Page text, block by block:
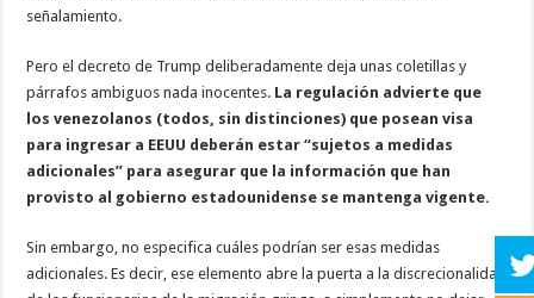
señalamiento.
Pero el decreto de Trump deliberadamente deja unas coletillas y
párrafos ambiguos nada inocentes. La regulación advierte que
los venezolanos (todos, sin distinciones) que posean visa
para ingresar a EEUU deberán estar “sujetos a medidas
adicionales” para asegurar que la información que han
provisto al gobierno estadounidense se mantenga vigente.
Sin embargo, no especifica cuáles podrían ser esas medidas
adicionales. Es decir, ese elemento abre la puerta a la discrecionalidad